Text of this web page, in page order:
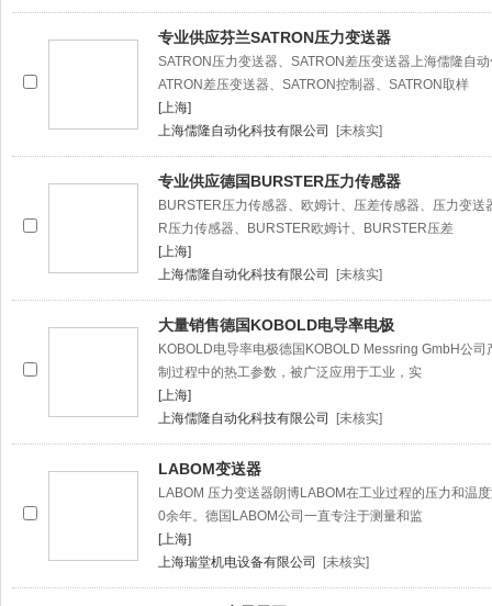
专业供应芬兰SATRON压力变送器
SATRON压力变送器、SATRON差压变送器上海儒隆自
ATRON差压变送器、SATRON控制器、SATRON取样
[上海]
上海儒隆自动化科技有限公司
[未核实]
专业供应德国BURSTER压力传感器
BURSTER压力传感器、欧姆计、压差传感器、压力变
R压力传感器、BURSTER欧姆计、BURSTER压差
[上海]
上海儒隆自动化科技有限公司
[未核实]
大量销售德国KOBOLD电导率电极
KOBOLD电导率电极德国KOBOLD Messring GmbH公
制过程中的热工参数，被广泛应用于工业，实
[上海]
上海儒隆自动化科技有限公司
[未核实]
LABOM变送器
LABOM 压力变送器朗博LABOM在工业过程的压力和温
0余年。德国LABOM公司一直专注于测量和监
[上海]
上海瑞堂机电设备有限公司
[未核实]